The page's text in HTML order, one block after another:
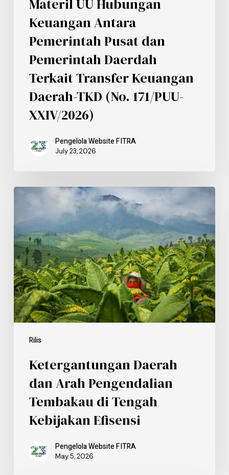
Materil UU Hubungan
Keuangan Antara
Pemerintah Pusat dan
Pemerintah Daerdah
Terkait Transfer Keuangan
Daerah-TKD (No. 171/PUU-
XXIV/2026)
Pengelola Website FITRA
July 23, 2026
Rilis
Ketergantungan Daerah
dan Arah Pengendalian
Tembakau di Tengah
Kebijakan Efisensi
Pengelola Website FITRA
May 5, 2026